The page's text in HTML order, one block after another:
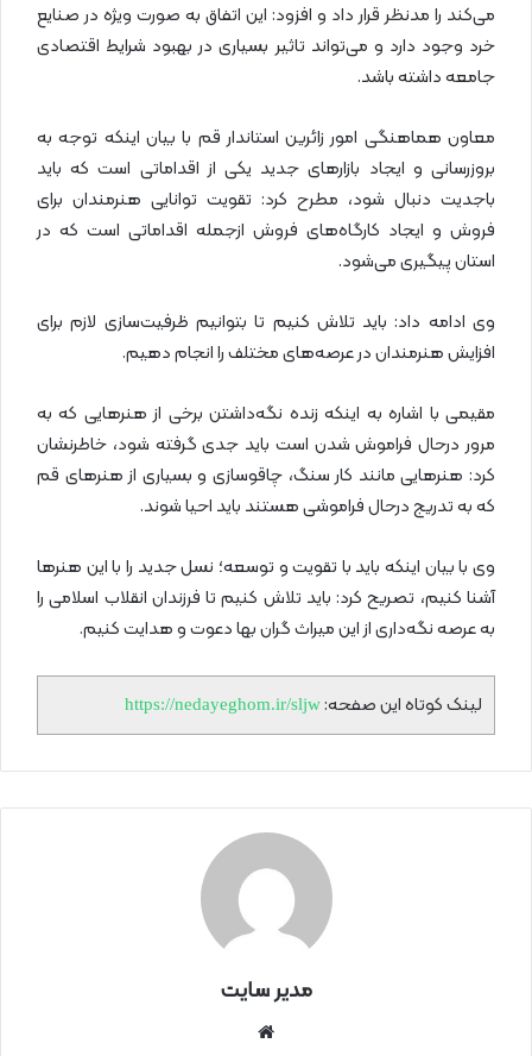
می‌کند را مدنظر قرار داد و افزود: این اتفاق به صورت ویژه در صنایع
خرد وجود دارد و می‌تواند تاثیر بسیاری در بهبود شرایط اقتصادی
جامعه داشته باشد.
معاون هماهنگی امور زائرین استاندار قم با بیان اینکه توجه به
بروزرسانی و ایجاد بازارهای جدید یکی از اقداماتی است که باید
باجدیت دنبال شود، مطرح کرد: تقویت توانایی هنرمندان برای
فروش و ایجاد کارگاه‌های فروش ازجمله اقداماتی است که در
استان پیگیری می‌شود.
وی ادامه داد: باید تلاش کنیم تا بتوانیم ظرفیت‌سازی لازم برای
افزایش هنرمندان در عرصه‌های مختلف را انجام دهیم.
مقیمی با اشاره به اینکه زنده نگه‌داشتن برخی از هنرهایی که به
مرور درحال فراموش شدن است باید جدی گرفته شود، خاطرنشان
کرد: هنرهایی مانند کار سنگ، چاقوسازی و بسیاری از هنرهای قم
که به تدریج درحال فراموشی هستند باید احیا شوند.
وی با بیان اینکه باید با تقویت و توسعه؛ نسل جدید را با این هنرها
آشنا کنیم، تصریح کرد: باید تلاش کنیم تا فرزندان انقلاب اسلامی را
به عرصه نگه‌داری از این میراث گران بها دعوت و هدایت کنیم.
لینک کوتاه این صفحه: https://nedayeghom.ir/sljw
مدیر سایت